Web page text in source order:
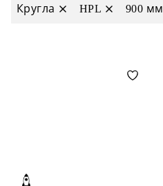
Кругла HPL 900 мм